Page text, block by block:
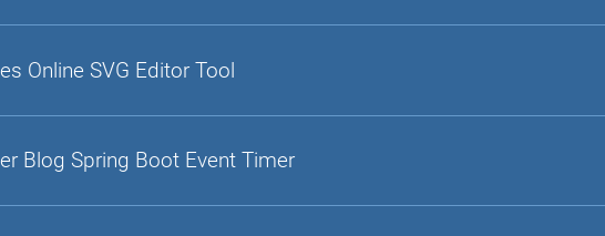
Online SVG Editor Tool
Blog Spring Boot Event Timer